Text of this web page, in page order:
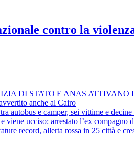
contro la
DI STATO E ANAS
anche al Cairo
autobus e camper, sei vittime e
viene ucciso: arrestato l’ex compagno
record, allerta rossa in 25 città e